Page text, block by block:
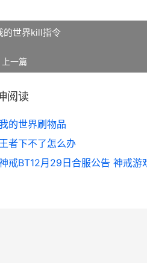
的世界kill指令
上一篇
阅读
的世界刷物品
王者下不了怎么办
戒BT12月29日合服公告 神戒游